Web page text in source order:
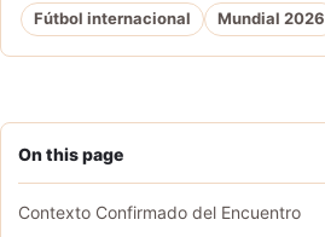
On this page
Contexto Confirmado del Encuentro
Fútbol internacional Mundial 2026